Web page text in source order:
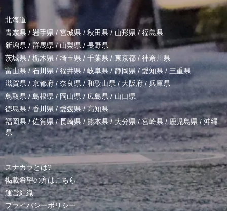
北海道
青森県 / 岩手県/ 宮城県 / 秋田県 / 山形県/ 福島県
新潟県 /群馬県/山梨県 / 長野県
茨城県 / 栃木県 / 埼玉県 / 千葉県 / 東京都 / 神奈川県
富山県 /石川県/福井県/岐阜県 / 静岡県 / 愛知県 / 三重県
滋賀県 / 京都府 / 奈良県 / 和歌山県/ 大阪府 /兵庫県
鳥取県/ 島根県 /岡山県/ 広島県 / 山口県
徳島県 /香川県 / 愛媛県/高知県
福岡県/佐賀県/長崎県 /熊本県/ 大分県/宮崎県 /鹿児島県 / 沖縄
県
スナカラとは?
掲載希望の方はこちら
運営組織
プライバシーポリシー